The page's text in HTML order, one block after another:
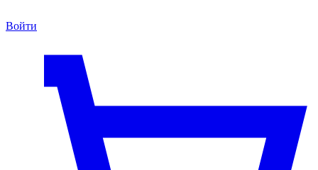
Войти